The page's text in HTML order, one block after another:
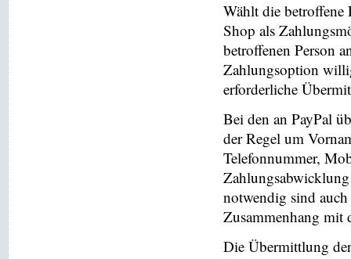
Wählt die betroffene
Shop als
betroffenen Person
Zahlungsoption
erforderliche
Bei den an PayPal
der Regel um
Telefonnummer,
notwendig sind
Zusammenhang mit
Die Übermittlung